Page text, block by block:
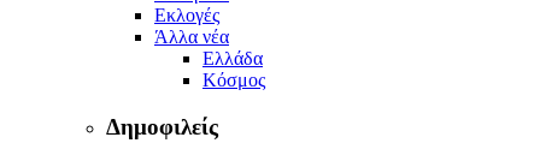
Εκλογές
Άλλα νέα
Ελλάδα
Κόσμος
Δημοφιλείς